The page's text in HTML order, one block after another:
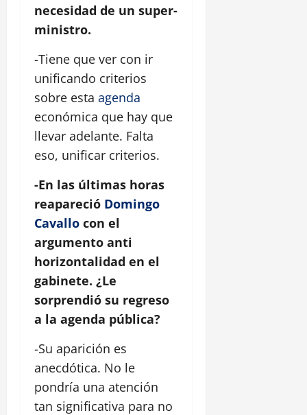
necesidad de un super-
ministro.
-Tiene que ver con ir
unificando criterios
sobre esta agenda
económica que hay que
llevar adelante. Falta
eso, unificar criterios.
-En las últimas horas
reapareció Domingo
Cavallo con el
argumento anti
horizontalidad en el
gabinete. ¿Le
sorprendió su regreso
a la agenda pública?
-Su aparición es
anecdótica. No le
pondría una atención
tan significativa para no